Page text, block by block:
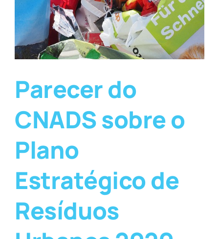
Parecer do
CNADS sobre o
Plano
Estratégico de
Resíduos